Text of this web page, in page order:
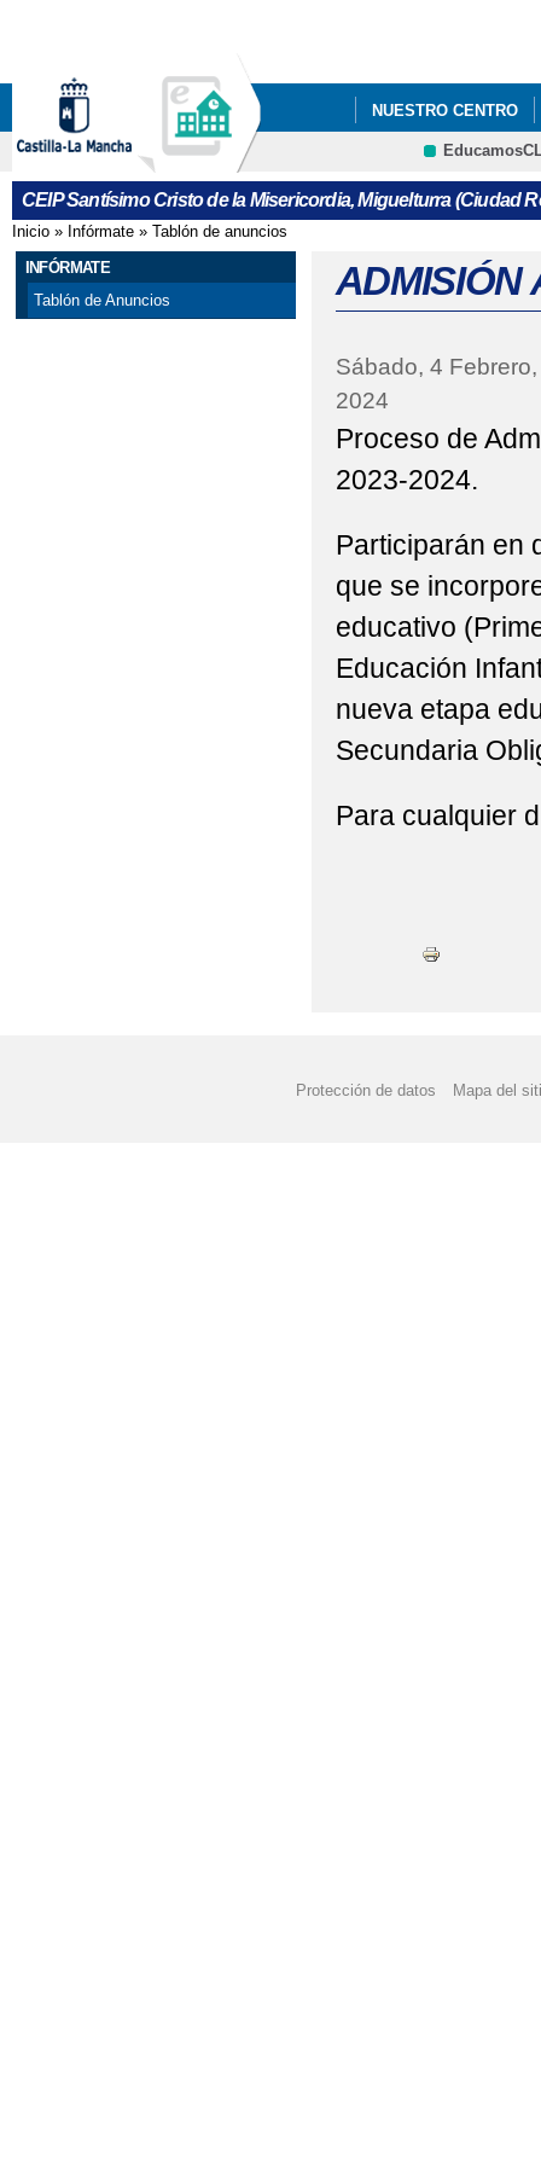
NUESTRO CENTRO
CRFP
CEIP Santísimo Cristo de la Misericordia, Miguelturra (Ciudad
Se encuentra usted aquí
Inicio » Infórmate » Tablón de anuncios
INFÓRMATE
Tablón de Anuncios
ADMISIÓN
Sábado, 4
2024
Proceso de
2023-2024.
Participarán en
que se
educativo
Educación
nueva etapa
Secundaria
Para cualquier
Protección de datos Mapa del